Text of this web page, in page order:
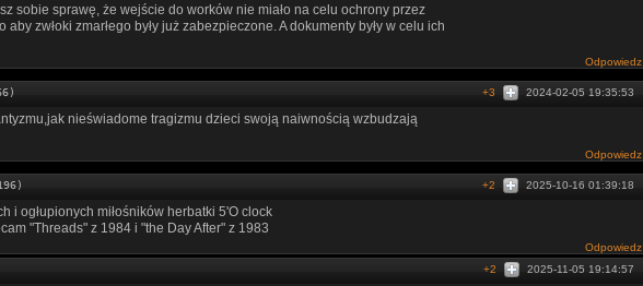
sobie sprawę, że wejście do worków nie miało na celu ochrony przez
zwłoki zmarłego były już zabezpieczone. A dokumenty były w celu ich
Odpowiedz
2024-02-05 19:35:53
+3
nieświadome tragizmu dzieci swoją naiwnością wzbudzają
Odpowiedz
2025-10-16 01:39:18
+2
i ogłupionych miłośników herbatki 5'O clock
"Threads" z 1984 i "the Day After" z 1983
Odpowiedz
2025-11-05 19:14:57
+2